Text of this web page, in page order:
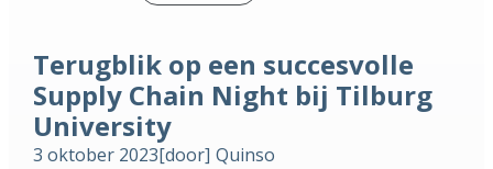
Terugblik op een succesvolle
Supply Chain Night bij Tilburg
University
3 oktober 2023[door] Quinso